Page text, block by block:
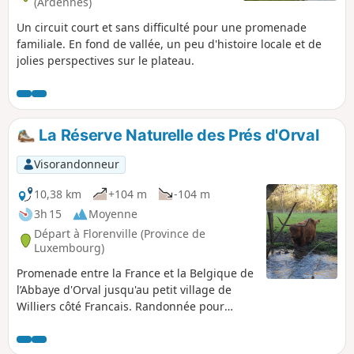
Un circuit court et sans difficulté pour une promenade
familiale. En fond de vallée, un peu d'histoire locale et de
jolies perspectives sur le plateau.
La Réserve Naturelle des Prés d'Orval
Visorandonneur
10,38 km
+104 m
-104 m
3h 15
Moyenne
Départ à Florenville (Province de
Luxembourg)
Promenade entre la France et la Belgique de
l’Abbaye d'Orval jusqu'au petit village de
Williers côté Francais. Randonnée pour
forestiers et avoir comme guide les